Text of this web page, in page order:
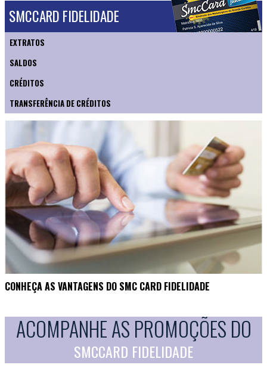
SMCCARD FIDELIDADE
EXTRATOS
SALDOS
CRÉDITOS
TRANSFERÊNCIA DE CRÉDITOS
CONHEÇA AS VANTAGENS DO SMC CARD FIDELIDADE
ACOMPANHE AS PROMOÇÕES DO
SMCCARD FIDELIDADE